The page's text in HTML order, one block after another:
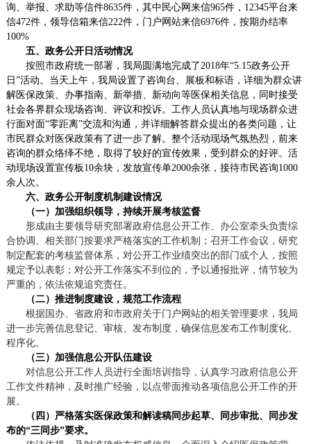
询、举报、求助等信件8635件，其中民心网来信965件，12345平台来
信472件，领导信箱来信222件，门户网站来信6976件，按期办结率
100%
五、政务公开日活动情况
按照市政府统一部署，我局圆满地完成了2018年“5.15政务公开
日”活动。 当天上午， 我局设置了咨询台、展板和标语， 详细为群众讲
解医保政策、办事指南、新举措、新动向等医保相关信息，同时接受
社会各界群众现场咨询、评议和投诉。工作人员认真地与现场群众进
行面对面“零距离”交流和沟通，并详细解答群众提出的各类问题，让
市民群众对医保政策有了进一步了解。整个活动现场气氛热烈，前来
咨询的群众络绎不绝，取得了较好的宣传效果，受到群众的好评。活
动现场设置宣传板 10余块，发放宣传单2000余张，接待市民咨询1000
余人次。
六、政务公开制度机制建设情况
（一）加强组织领导，持续开展考核监督
形成由主要领导研究部署政府信息公开工作、办公室牵头负责综
合协调、相关部门按要求严格落实的工作机制；召开工作会议，研究
制定配套的考核监督体系，对公开工作业绩突出的部门或个人，按照
规定予以表彰；对公开工作落实不到位的，予以通报批评，情节较为
严重的，依法依规追究责任。
（二）推进制度建设，规范工作流程
根据国办、省政府和市政府关于门户网站的相关管理要求，我局
进一步完善信息登记、审核、发布制度，确保信息发布工作制度化、
程序化。
（三）加强信息公开队伍建设
对信息公开工作人员进行全面培训指导，认真学习政府信息公开
工作文件精神，及时推广经验，以点带面推动各项信息公开工作的开
展。
（四）严格落实医保政策和解读稿同步起草、同步审批、同步发
布的“三同步”要求。